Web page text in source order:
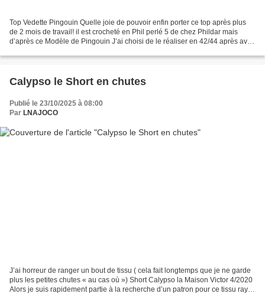
Top Vedette Pingouin Quelle joie de pouvoir enfin porter ce top après plus
de 2 mois de travail! il est crocheté en Phil perlé 5 de chez Phildar mais
d’après ce Modèle de Pingouin J’ai choisi de le réaliser en 42/44 après avoir
Calypso le Short en chutes
Publié le 23/10/2025 à 08:00
Par LNAJOCO
J’ai horreur de ranger un bout de tissu ( cela fait longtemps que je ne garde
plus les petites chutes « au cas où ») Short Calypso la Maison Victor 4/2020
Alors je suis rapidement partie à la recherche d’un patron pour ce tissu rayé :